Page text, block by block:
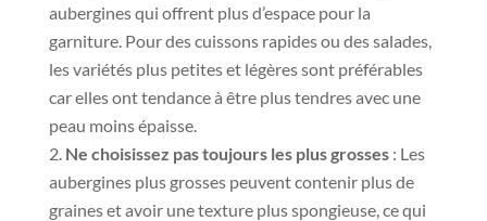
aubergines qui offrent plus d’espace pour la
garniture. Pour des cuissons rapides ou des salades,
les variétés plus petites et légères sont préférables
car elles ont tendance à être plus tendres avec une
peau moins épaisse.
Ne choisissez pas toujours les plus grosses: Les
aubergines plus grosses peuvent contenir plus de
graines et avoir une texture plus spongieuse, ce qui